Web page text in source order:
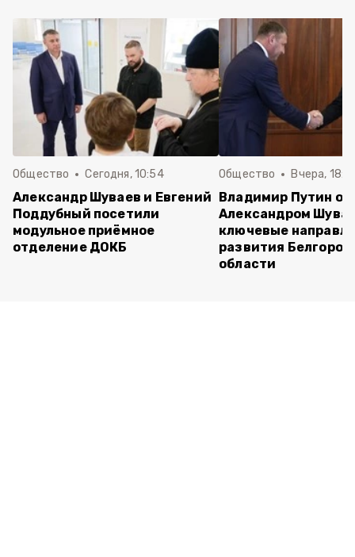
Общество Сегодня, 10:54
Александр Шуваев и Евгений
Поддубный посетили
модульное приёмное
отделение ДОКБ
Общество Вчера,
Владимир Путин
Александром
ключевые
развития
области